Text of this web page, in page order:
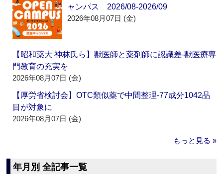
ャンパス 2026/08-2026/09
2026年08月07日 (金)
【昭和薬大 神林氏ら】獣医師と薬剤師に認識差‐獣医療専
門教育の充実を
2026年08月07日 (金)
【厚労省検討会】OTC類似薬で中間整理‐77成分1042品
目が対象に
2026年08月07日 (金)
もっと見る »
年月別 全記事一覧